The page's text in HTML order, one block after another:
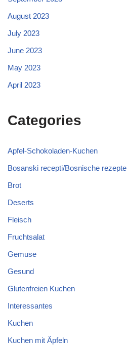
August 2023
July 2023
June 2023
May 2023
April 2023
Categories
Apfel-Schokoladen-Kuchen
Bosanski recepti/Bosnische rezepte
Brot
Deserts
Fleisch
Fruchtsalat
Gemuse
Gesund
Glutenfreien Kuchen
Interessantes
Kuchen
Kuchen mit Äpfeln